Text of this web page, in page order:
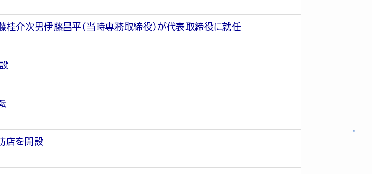
次男伊藤昌平（当時専務取締役）が代表取締役に就任
店を開設